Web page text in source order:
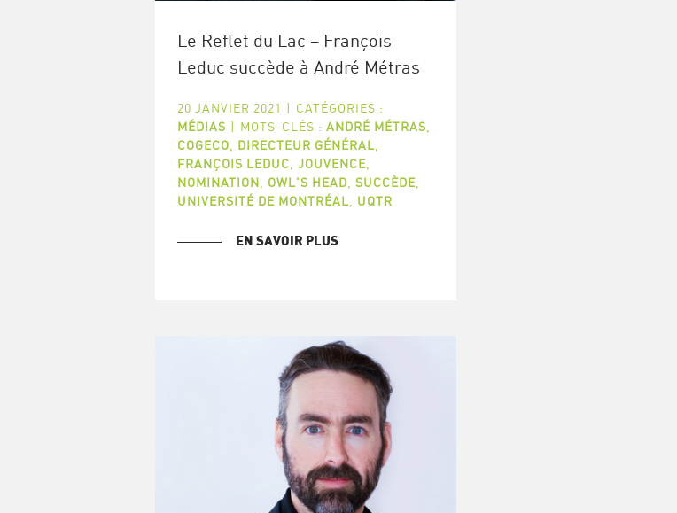
Le Reflet du Lac – François
Leduc succède à André Métras
20 JANVIER 2021 | CATÉGORIES :
MÉDIAS | MOTS-CLÉS : ANDRÉ MÉTRAS,
COGECO, DIRECTEUR GÉNÉRAL,
FRANÇOIS LEDUC, JOUVENCE,
NOMINATION, OWL'S HEAD, SUCCÈDE,
UNIVERSITÉ DE MONTRÉAL, UQTR
EN SAVOIR PLUS